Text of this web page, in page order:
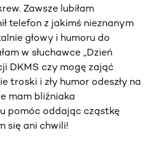
Zawsze lubiłam
telefon z jakimś nieznanym
głowy i humoru do
w słuchawce „Dzień
DKMS czy mogę zająć
troski i zły humor odeszły na
mam bliźniaka
pomóc oddając cząstkę
się ani chwili!